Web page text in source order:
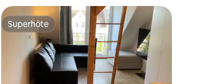
Superhôte
Superhôte